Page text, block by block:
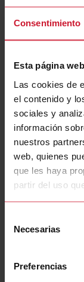
Consentimiento
Esta página
Las cookies de
el contenido y
sociales y
información
nuestros
web, quienes
que les haya
partir del uso
Necesarias
Preferencias
Contacte con
DC energy
communication
Voltage inputs